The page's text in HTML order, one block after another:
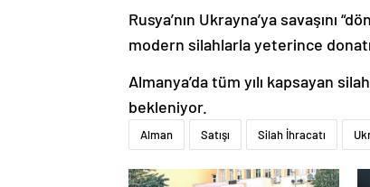
Rusya’nın Ukrayna’ya savaşını
modern silahlarla yeterince
Almanya’da tüm yılı kapsayan
bekleniyor.
Alman Satışı Silah İhracatı